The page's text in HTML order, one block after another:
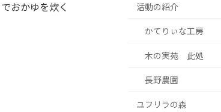
おかゆを炊く 活動の紹介
かてりぃな工房
木の実苑 此処
長野農園
ユフリラの森